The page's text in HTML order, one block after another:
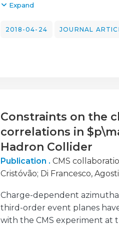
electromagnetic component
that opens rich possibilities
Expand
2018-04-24 JOURNAL
Constraints on the
correlations in
Hadron Collider
Publication . CMS
Cristóvão; Di Francesco,
Pietro;David Tinoco Mendes,
Charge-dependent
third-order event planes
with the CMS experiment at